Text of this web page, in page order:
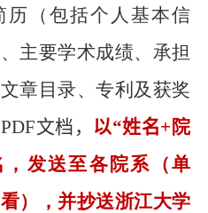
历（包括个人基本信
主要学术成绩、承担
章目录、专利及获奖
PDF文档， 以“姓名+ 院
发送至各院系（单
），并抄送浙江大学